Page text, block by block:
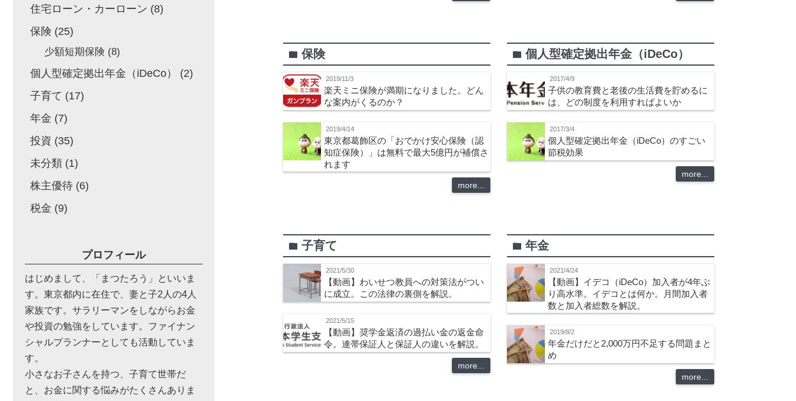
folder 保険
2019/11/3
楽天ミニ保険が満期になりました。どん
な案内がくるのか？
2019/4/14
東京都葛飾区の「おでかけ安心保険（認
知症保険）」は無料で最大5億円が補償さ
れます
more...
folder 個人型確定拠出年金（iDeCo）
2017/4/9
子供の教育費と老後の生活費を貯めるに
は、どの制度を利用すればよいか
2017/3/4
個人型確定拠出年金（iDeCo）のすごい
節税効果
more...
folder 子育て
2021/5/30
【動画】わいせつ教員への対策法がつい
に成立。この法律の裏側を解説。
2021/5/15
【動画】奨学金返済の過払い金の返金命
令。連帯保証人と保証人の違いを解説。
more...
folder 年金
2021/4/24
【動画】イデコ（iDeCo）加入者が4年ぶ
り高水準。イデコとは何か。月間加入者
数と加入者総数を解説。
2019/8/2
年金だけだと2,000万円不足する問題まと
め
more...
住宅ローン・カーローン (8)
保険 (25)
少額短期保険 (8)
個人型確定拠出年金（iDeCo）
(2)
子育て (17)
年金 (7)
投資 (35)
未分類 (1)
株主優待 (6)
税金 (9)
プロフィール
はじめまして、「まつたろう」といいま
す。東京都内に在住で、妻と子2人の4人
家族です。サラリーマンをしながらお金
や投資の勉強をしています。ファイナン
シャルプランナーとしても活動していま
す。
小さなお子さんを持つ、子育て世帯だ
と、お金に関する悩みがたくさんありま